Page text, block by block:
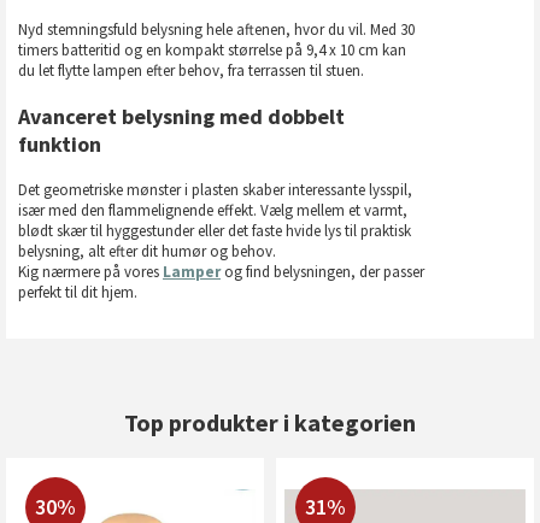
Nyd stemningsfuld belysning hele aftenen, hvor du vil. Med 30
timers batteritid og en kompakt størrelse på 9,4 x 10 cm kan
du let flytte lampen efter behov, fra terrassen til stuen.
Avanceret belysning med dobbelt
funktion
Det geometriske mønster i plasten skaber interessante lysspil,
især med den flammelignende effekt. Vælg mellem et varmt,
blødt skær til hyggestunder eller det faste hvide lys til praktisk
belysning, alt efter dit humør og behov.
Kig nærmere på vores Lamperog find belysningen, der passer
perfekt til dit hjem.
Top produkter i kategorien
30% 31%